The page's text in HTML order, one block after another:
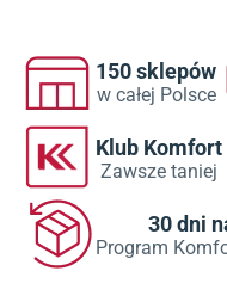
150 sklepów
w całej Polsce
Klub Komfort
Zawsze taniej
30 dni
Program